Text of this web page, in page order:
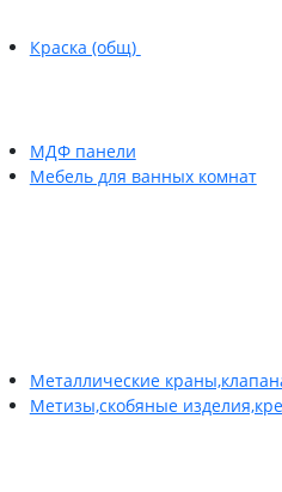
Краска (общ)
МДФ панели
Мебель для ванных комнат
Металлические
Метизы,скобяные